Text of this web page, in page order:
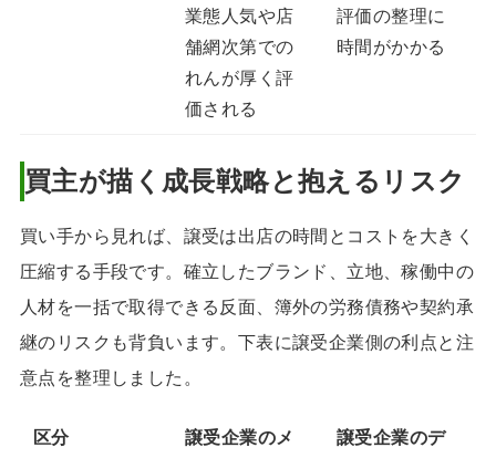
業態人気や店
舗網次第での
れんが厚く評
価される
評価の整理に
時間がかかる
買主が描く成長戦略と抱えるリスク
買い手から見れば、譲受は出店の時間とコストを大きく
圧縮する手段です。確立したブランド、立地、稼働中の
人材を一括で取得できる反面、簿外の労務債務や契約承
継のリスクも背負います。下表に譲受企業側の利点と注
意点を整理しました。
区分 譲受企業のメ 譲受企業のデ